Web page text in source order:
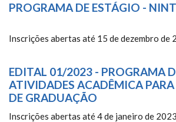
PROGRAMA DE ESTÁGIO -
Inscrições abertas até 15 de dezembro de
EDITAL 01/2023 - PROGRAMA
ATIVIDADES ACADÊMICA
DE GRADUAÇÃO
Inscrições abertas até 4 de janeiro de 2023